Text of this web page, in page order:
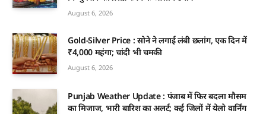
August 6, 2026
Gold-Silver Price : सोने ने लगाई लंबी छलांग, एक दिन में
₹4,000 महंगा; चांदी भी चमकी
August 6, 2026
Punjab Weather Update : पंजाब में फिर बदला मौसम
का मिजाज, भारी बारिश का अलर्ट; कई जिलों में येलो वार्निंग